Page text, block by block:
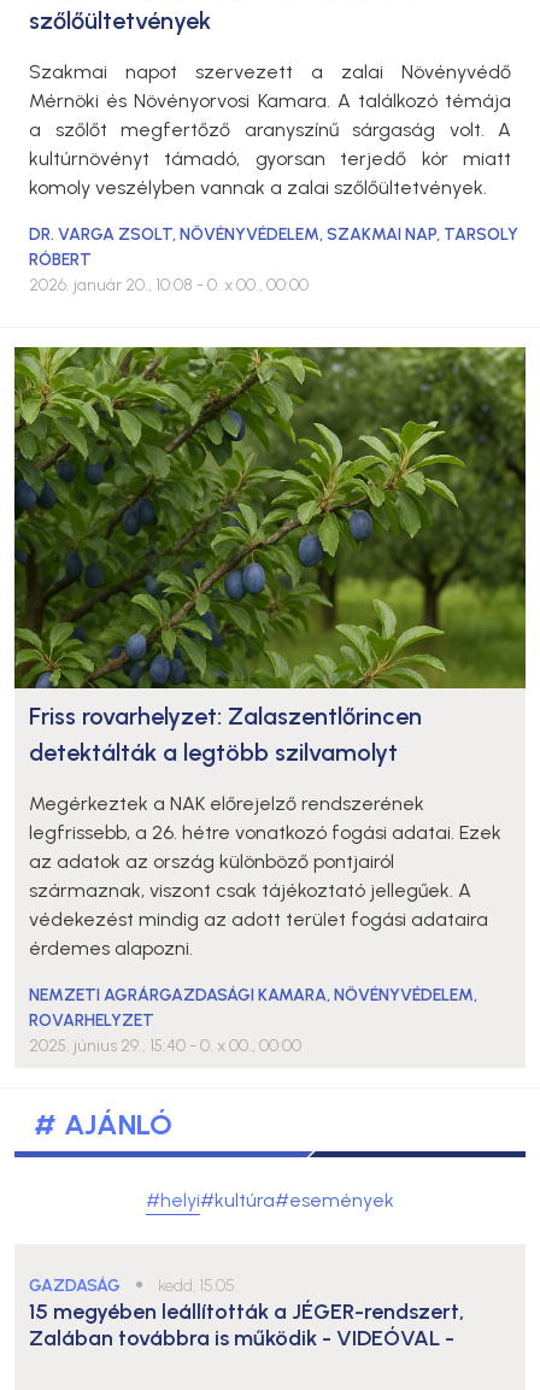
szőlőültetvények
Szakmai napot szervezett a zalai Növényvédő
Mérnöki és Növényorvosi Kamara. A találkozó témája
a szőlőt megfertőző aranyszínű sárgaság volt. A
kultúrnövényt támadó, gyorsan terjedő kór miatt
komoly veszélyben vannak a zalai szőlőültetvények.
DR. VARGA ZSOLT,NÖVÉNYVÉDELEM,SZAKMAI NAP, TARSOLY
RÓBERT
2026. január 20., 10:08 - 0. x 00., 00:00
Friss rovarhelyzet: Zalaszentlőrincen
detektálták a legtöbb szilvamolyt
Megérkeztek a NAK előrejelző rendszerének
legfrissebb, a 26. hétre vonatkozó fogási adatai. Ezek
az adatok az ország különböző pontjairól
származnak, viszont csak tájékoztató jellegűek. A
védekezést mindig az adott terület fogási adataira
érdemes alapozni.
NEMZETI AGRÁRGAZDASÁGI KAMARA,NÖVÉNYVÉDELEM,
ROVARHELYZET
2025. június 29., 15:40 - 0. x 00., 00:00
# AJÁNLÓ
#helyi#kultúra#események
GAZDASÁG ● kedd, 15:05
15 megyében leállították a JÉGER-rendszert,
Zalában továbbra is működik - VIDEÓVAL -